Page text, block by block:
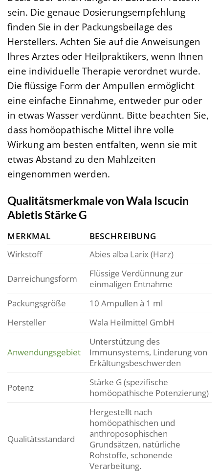
sein. Die genaue Dosierungsempfehlung
finden Sie in der Packungsbeilage des
Herstellers. Achten Sie auf die Anweisungen
Ihres Arztes oder Heilpraktikers, wenn Ihnen
eine individuelle Therapie verordnet wurde.
Die flüssige Form der Ampullen ermöglicht
eine einfache Einnahme, entweder pur oder
in etwas Wasser verdünnt. Bitte beachten Sie,
dass homöopathische Mittel ihre volle
Wirkung am besten entfalten, wenn sie mit
etwas Abstand zu den Mahlzeiten
eingenommen werden.
Qualitätsmerkmale von Wala Iscucin
Abietis Stärke G
MERKMAL
BESCHREIBUNG
Wirkstoff
Abies alba Larix (Harz)
Darreichungsform
Flüssige Verdünnung zur
einmaligen Entnahme
Packungsgröße
10 Ampullen à 1 ml
Hersteller
Wala Heilmittel GmbH
Anwendungsgebiet
Unterstützung des
Immunsystems, Linderung von
Erkältungsbeschwerden
Potenz
Stärke G (spezifische
homöopathische Potenzierung)
Qualitätsstandard
Hergestellt nach
homöopathischen und
anthroposophischen
Grundsätzen, natürliche
Rohstoffe, schonende
Verarbeitung.